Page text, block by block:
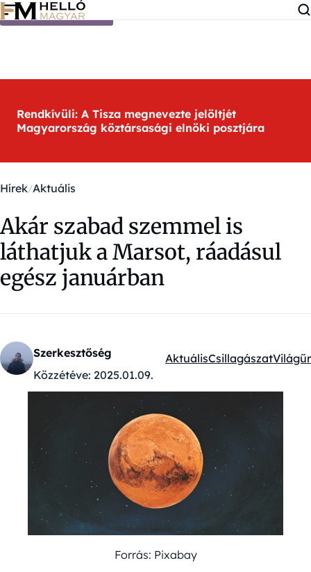
Ugrás a tartalomra
Rendkívüli: A Tisza megnevezte jelöltjét
Magyarország köztársasági elnöki posztjára
Hírek Aktuális
Akár szabad szemmel is
láthatjuk a Marsot, ráadásul
egész januárban
Szerkesztőség
Közzétéve: 2025.01.09.
Kategóriák:
AktuálisCsillagászatVilágűr
Forrás: Pixabay